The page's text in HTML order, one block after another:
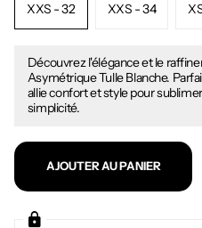
XXS - 32 XXS - 34
Découvrez l'élégance et le
Asymétrique Tulle Blanche.
allie confort et style pour
simplicité.
AJOUTER AU PANIER